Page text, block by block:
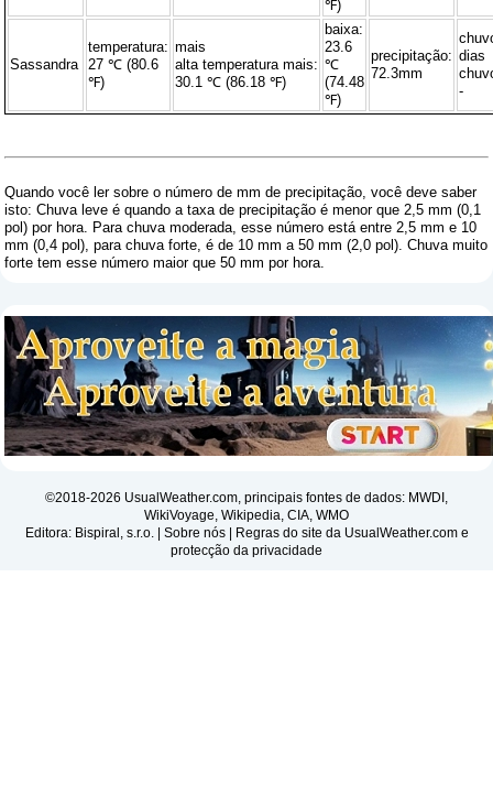
℉)
Sassandra
temperatura:
27 ℃ (80.6
℉)
mais
alta temperatura mais:
30.1 ℃ (86.18 ℉)
baixa:
23.6
℃
(74.48
℉)
precipitação:
72.3mm
dias
-
Quando você ler sobre o número de mm de precipitação, você deve saber
isto: Chuva leve é ​​quando a taxa de precipitação é menor que 2,5 mm (0,1
pol) por hora. Para chuva moderada, esse número está entre 2,5 mm e 10
mm (0,4 pol), para chuva forte, é de 10 mm a 50 mm (2,0 pol). Chuva muito
forte tem esse número maior que 50 mm por hora.
©2018-2026 UsualWeather.com, principais fontes de dados: MWDI,
WikiVoyage, Wikipedia, CIA, WMO
Editora: Bispiral, s.r.o. | Sobre nós| Regras do site da UsualWeather.com e
protecção da privacidade